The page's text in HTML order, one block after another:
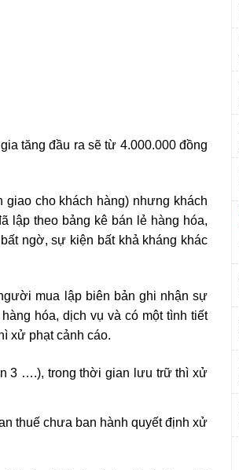
tăng đầu ra sẽ từ 4.000.000 đồng
cho khách hàng) nhưng khách
lập theo bảng kê bán lẻ hàng hóa,
ngờ, sự kiện bất khả kháng khác
mua lập biên bản ghi nhận sự
hóa, dịch vụ và có một tình tiết
xử phạt cảnh cáo.
3 ….), trong thời gian lưu trữ thì xử
thuế chưa ban hành quyết định xử